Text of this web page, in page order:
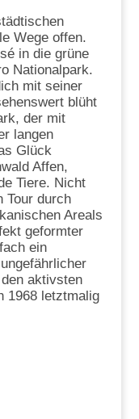
Wege offen.
in die grüne
Nationalpark.
mit seiner
blüht
der mit
langen
Glück
Affen,
Tiere. Nicht
Tour durch
Areals
geformter
ein
aktivsten
1968 letztmalig